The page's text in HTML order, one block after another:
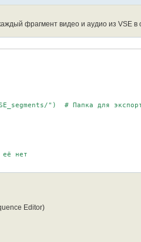
фрагмент видео и аудио из VSE
")  # Папка для
её нет
Editor)